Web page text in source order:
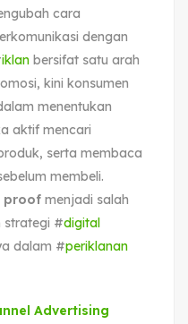
cara
dengan
iklan bersifat satu arah
kini konsumen
menentukan
aktif mencari
serta membaca
membeli.
proof menjadi salah
strategi #digital
dalam #periklanan
Advertising